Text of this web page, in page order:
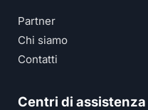
Partner
Chi siamo
Contatti
Centri di assistenza